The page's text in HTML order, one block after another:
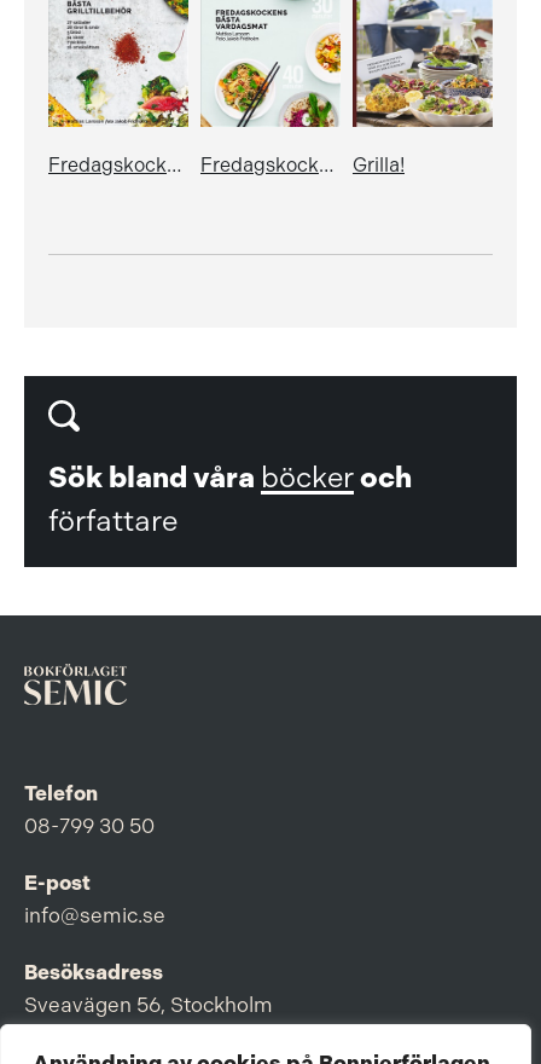
Fredagskockens bästa grilltillbehör Fredagskockens bästa vardagsmat - på 20, 30 eller 40 minuter Grilla!
Sök bland våra böckeroch
författare
Telefon
08-799 30 50
E-post
info@semic.se
Besöksadress
Sveavägen 56, Stockholm